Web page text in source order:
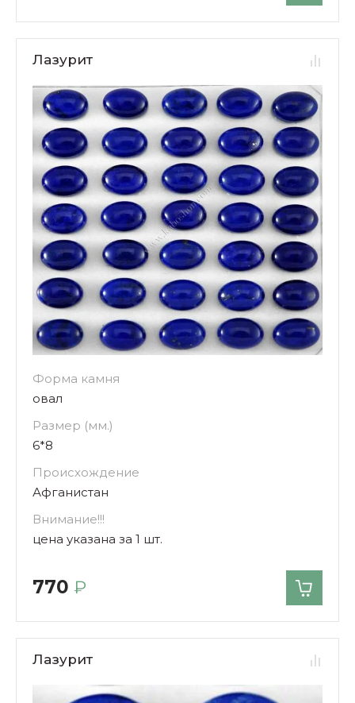
Лазурит
Форма камня
овал
Размер (мм.)
6*8
Происхождение
Афганистан
Внимание!!!
цена указана за 1 шт.
770 ₽
Лазурит